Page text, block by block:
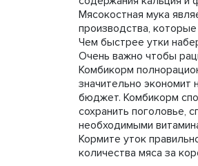
Мясокостная мука
производства,
Чем быстрее утки
Очень важно чтобы
Комбикорм
значительно экономит
бюджет. Комбикорм
сохранить поголовье,
необходимыми
Кормите уток
количества мяса за